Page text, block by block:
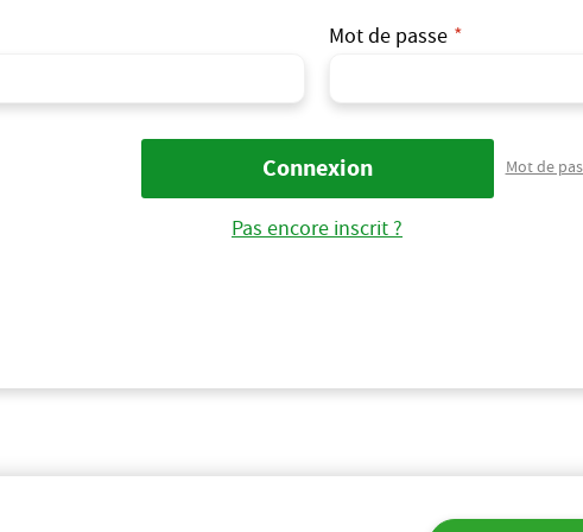
Mot de passe
Mot de
Pas encore inscrit ?
Accéder à mes bons de réduction